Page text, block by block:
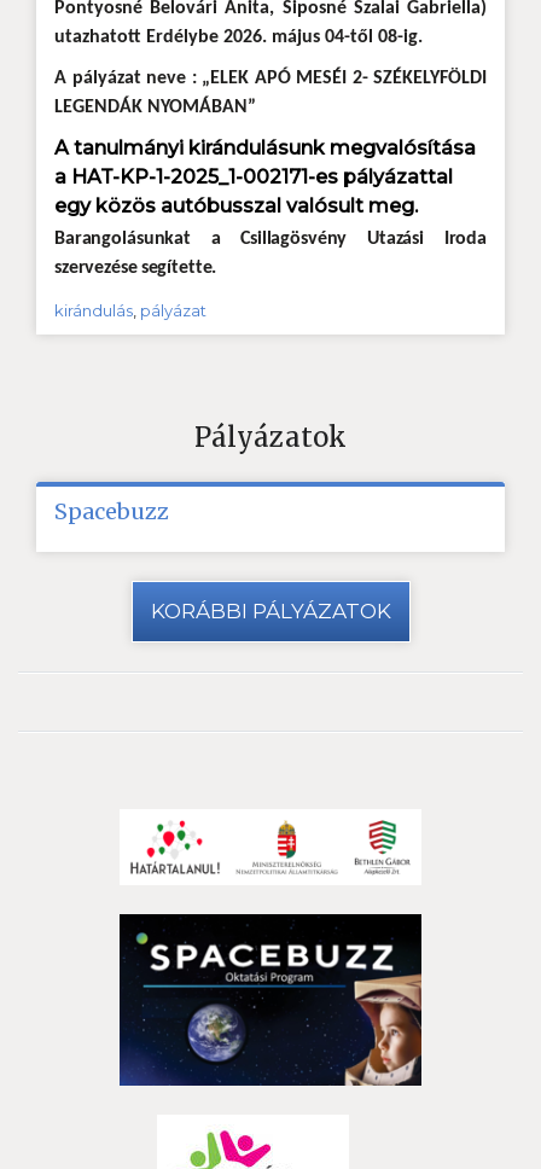
Pontyosné Belovári Anita, Siposné Szalai Gabriella)
utazhatott Erdélybe 2026. május 04-től 08-ig.
A pályázat neve : „ELEK APÓ MESÉI 2- SZÉKELYFÖLDI
LEGENDÁK NYOMÁBAN”
A tanulmányi kirándulásunk megvalósítása
a HAT-KP-1-2025_1-002171-es pályázattal
egy közös autóbusszal valósult meg.
Barangolásunkat a Csillagösvény Utazási
Iroda
szervezése segítette.
kirándulás pályázat
Pályázatok
Spacebuzz
KORÁBBI PÁLYÁZATOK